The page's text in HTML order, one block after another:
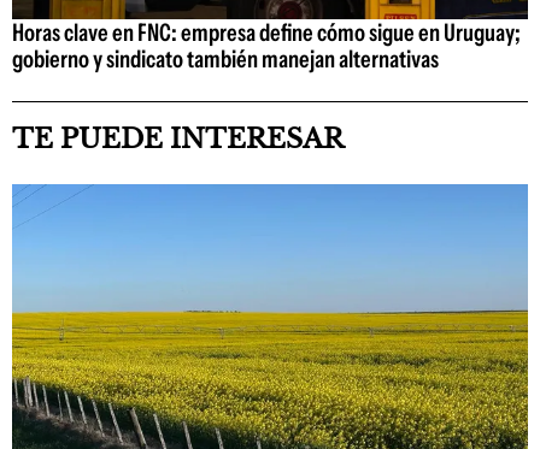
Horas clave en FNC: empresa define cómo sigue en Uruguay;
gobierno y sindicato también manejan alternativas
TE PUEDE INTERESAR